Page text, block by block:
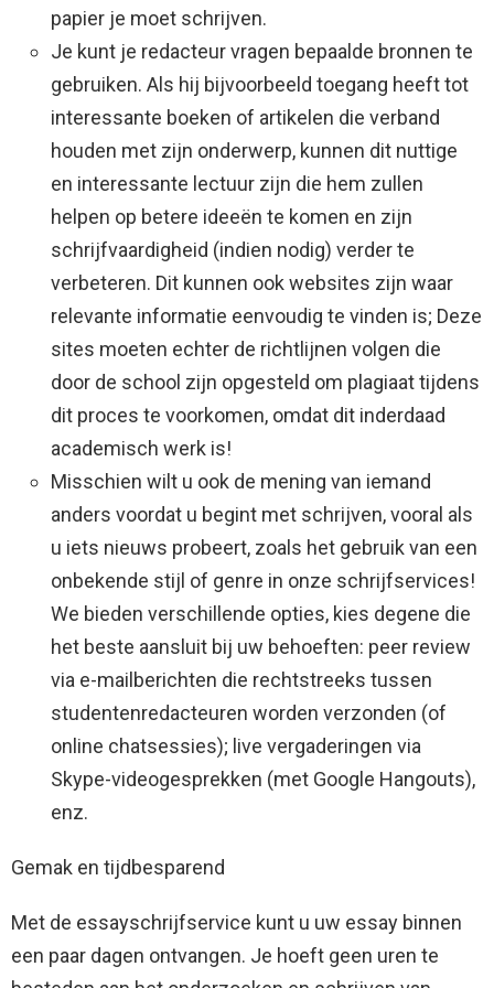
papier je moet schrijven.
Je kunt je redacteur vragen bepaalde bronnen te
gebruiken. Als hij bijvoorbeeld toegang heeft tot
interessante boeken of artikelen die verband
houden met zijn onderwerp, kunnen dit nuttige
en interessante lectuur zijn die hem zullen
helpen op betere ideeën te komen en zijn
schrijfvaardigheid (indien nodig) verder te
verbeteren. Dit kunnen ook websites zijn waar
relevante informatie eenvoudig te vinden is; Deze
sites moeten echter de richtlijnen volgen die
door de school zijn opgesteld om plagiaat tijdens
dit proces te voorkomen, omdat dit inderdaad
academisch werk is!
Misschien wilt u ook de mening van iemand
anders voordat u begint met schrijven, vooral als
u iets nieuws probeert, zoals het gebruik van een
onbekende stijl of genre in onze schrijfservices!
We bieden verschillende opties, kies degene die
het beste aansluit bij uw behoeften: peer review
via e-mailberichten die rechtstreeks tussen
studentenredacteuren worden verzonden (of
online chatsessies); live vergaderingen via
Skype-videogesprekken (met Google Hangouts),
enz.
Gemak en tijdbesparend
Met de essayschrijfservice kunt u uw essay binnen
een paar dagen ontvangen. Je hoeft geen uren te